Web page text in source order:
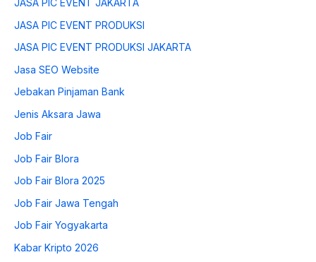
JASA PIC EVENT JAKARTA
JASA PIC EVENT PRODUKSI
JASA PIC EVENT PRODUKSI JAKARTA
Jasa SEO Website
Jebakan Pinjaman Bank
Jenis Aksara Jawa
Job Fair
Job Fair Blora
Job Fair Blora 2025
Job Fair Jawa Tengah
Job Fair Yogyakarta
Kabar Kripto 2026